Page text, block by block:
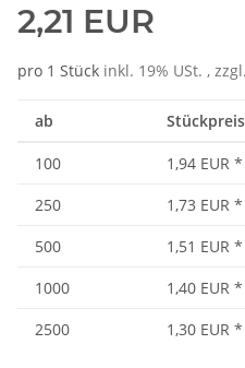
2,21 EUR
pro 1 Stück inkl. 19% USt. , zzgl.
ab
100 1,94 EUR *
250
1,73 EUR *
500
1,51 EUR *
1000
1,40 EUR *
2500
1,30 EUR *